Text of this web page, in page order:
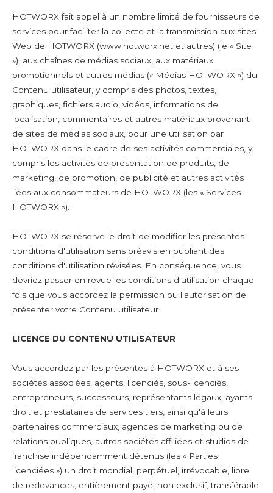
HOTWORX fait appel à un nombre limité de fournisseurs de
services pour faciliter la collecte et la transmission aux sites
Web de HOTWORX (www.hotworx.net et autres) (le « Site
»), aux chaînes de médias sociaux, aux matériaux
promotionnels et autres médias (« Médias HOTWORX ») du
Contenu utilisateur, y compris des photos, textes,
graphiques, fichiers audio, vidéos, informations de
localisation, commentaires et autres matériaux provenant
de sites de médias sociaux, pour une utilisation par
HOTWORX dans le cadre de ses activités commerciales, y
compris les activités de présentation de produits, de
marketing, de promotion, de publicité et autres activités
liées aux consommateurs de HOTWORX (les « Services
HOTWORX »).
HOTWORX se réserve le droit de modifier les présentes
conditions d'utilisation sans préavis en publiant des
conditions d'utilisation révisées. En conséquence, vous
devriez passer en revue les conditions d'utilisation chaque
fois que vous accordez la permission ou l'autorisation de
présenter votre Contenu utilisateur.
LICENCE DU CONTENU UTILISATEUR
Vous accordez par les présentes à HOTWORX et à ses
sociétés associées, agents, licenciés, sous-licenciés,
entrepreneurs, successeurs, représentants légaux, ayants
droit et prestataires de services tiers, ainsi qu'à leurs
partenaires commerciaux, agences de marketing ou de
relations publiques, autres sociétés affiliées et studios de
franchise indépendamment détenus (les « Parties
licenciées ») un droit mondial, perpétuel, irrévocable, libre
de redevances, entièrement payé, non exclusif, transférable